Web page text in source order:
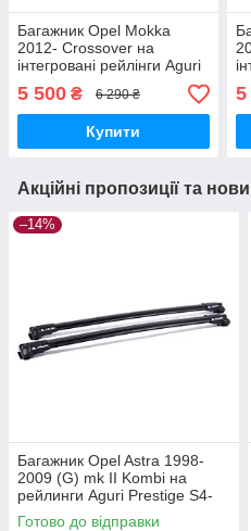
Багажник Opel Mokka
2012- Crossover на
інтегровані рейлінги Aguri
5 500 ₴ 6 290 ₴
Купити
5
Акційні пропозиції та
–14%
Багажник Opel Astra 1998-
2009 (G) mk II Kombi на
рейлинги Aguri Prestige S4-
1499B
Готово до відправки